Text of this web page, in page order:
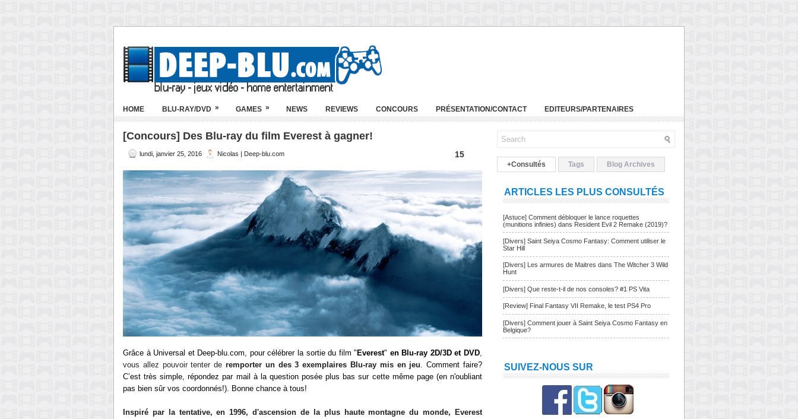
HOME BLU-RAY/DVD » GAMES » NEWS REVIEWS CONCOURS PRÉSENTATION/CONTACT EDITEURS/PARTENAIRES
[Concours] Des Blu-ray du film Everest à gagner!
lundi, janvier 25, 2016 Nicolas | Deep-blu.com 15
Grâce à Universal et Deep-blu.com, pour célébrer la sortie du film " Everest" en Blu-ray 2D/3D et DVD,
vous allez pouvoir tenter de remporter un des 3 exemplaires Blu-ray mis en jeu. Comment faire?
C’est très simple, répondez par mail à la question posée plus bas sur cette même page (en n'oubliant
pas bien sûr vos coordonnés!). Bonne chance à tous!
Inspiré par la tentative, en 1996, d'ascension de la plus haute montagne du monde, Everest
+Consultés Tags Blog Archives
ARTICLES LES PLUS CONSULTÉS
[Astuce] Comment débloquer le lance roquettes
(munitions infinies) dans Resident Evil 2 Remake (2019)?
[Divers] Saint Seiya Cosmo Fantasy: Comment utiliser le
Star Hill
[Divers] Les armures de Maitres dans The Witcher 3 Wild
Hunt
[Divers] Que reste-t-il de nos consoles? #1 PS Vita
[Review] Final Fantasy VII Remake, le test PS4 Pro
[Divers] Comment jouer à Saint Seiya Cosmo Fantasy en
Belgique?
SUIVEZ-NOUS SUR